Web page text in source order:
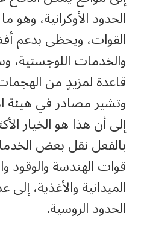
الحدود الأوكرانية،
القوات، ويحظى بدعم
والخدمات
قاعدة لمزيدٍ من
وتشير مصادر في هيئة
إلى أن هذا هو الخيار
بالفعل نقل بعض
قوات الهندسة
الميدانية والأغذية،
الحدود الروسية.